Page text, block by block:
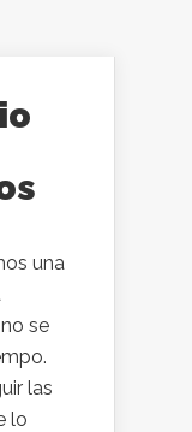
una
se
las
lo